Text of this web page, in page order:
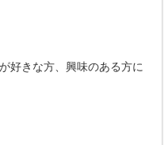
好きな方、興味のある方に